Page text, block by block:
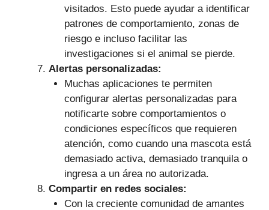
visitados. Esto puede ayudar a identificar
patrones de comportamiento, zonas de
riesgo e incluso facilitar las
investigaciones si el animal se pierde.
Alertas personalizadas:
Muchas aplicaciones te permiten
configurar alertas personalizadas para
notificarte sobre comportamientos o
condiciones específicos que requieren
atención, como cuando una mascota está
demasiado activa, demasiado tranquila o
ingresa a un área no autorizada.
Compartir en redes sociales:
Con la creciente comunidad de amantes